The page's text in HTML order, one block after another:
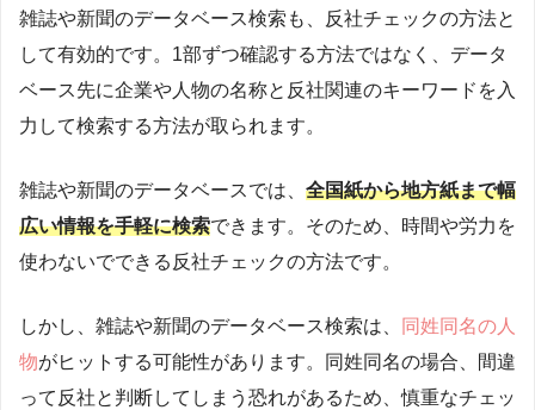
雑誌や新聞のデータベース検索も、反社チェックの方法と
して有効的です。1部ずつ確認する方法ではなく、データ
ベース先に企業や人物の名称と反社関連のキーワードを入
力して検索する方法が取られます。
雑誌や新聞のデータベースでは、 全国紙から地方紙まで幅
広い情報を手軽に検索できます。そのため、時間や労力を
使わないでできる反社チェックの方法です。
しかし、雑誌や新聞のデータベース検索は、
同姓同名の人
物がヒットする可能性があります。同姓同名の場合、間違
って反社と判断してしまう恐れがあるため、慎重なチェッ